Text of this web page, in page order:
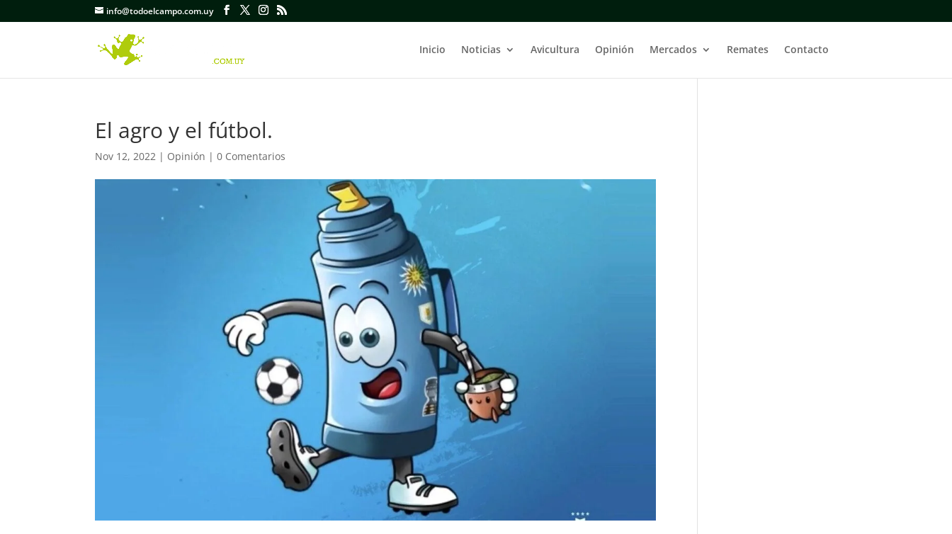
info@todoelcampo.com.uy
Inicio Noticias Avicultura Opinión Mercados Remates Contacto
El agro y el fútbol.
Nov 12, 2022 | Opinión |0 Comentarios